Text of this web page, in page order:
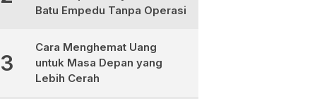
Batu Empedu Tanpa Operasi
3
Cara Menghemat Uang
untuk Masa Depan yang
Lebih Cerah